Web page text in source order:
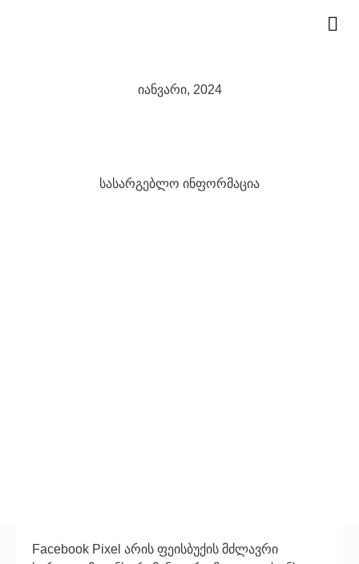
იანვარი, 2024
სასარგებლო ინფორმაცია
Facebook Pixel არის ფეისბუქის მძლავრი